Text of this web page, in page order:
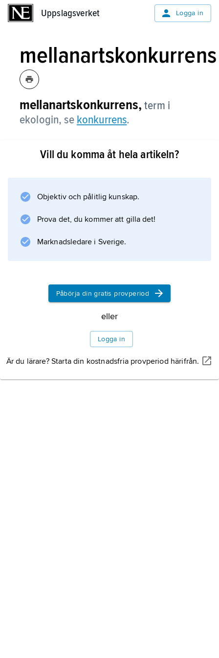
Uppslagsverket Logga in
mellanartskonkurrens
mellanartskonkurrens, term i
ekologin, se konkurrens.
Vill du komma åt hela artikeln?
Objektiv och pålitlig kunskap.
Prova det, du kommer att gilla det!
Marknadsledare i Sverige.
Påbörja din gratis provperiod
eller
Logga in
Är du lärare? Starta din kostnadsfria provperiod härifrån.